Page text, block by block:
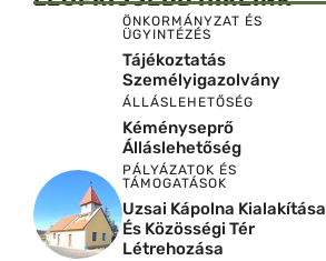
ÖNKORMÁNYZAT ÉS
ÜGYINTÉZÉS
Tájékoztatás
Személyigazolvány
ÁLLÁSLEHETŐSÉG
Kéményseprő
Álláslehetőség
PÁLYÁZATOK ÉS
TÁMOGATÁSOK
Uzsai Kápolna Kialakítása
És Közösségi Tér
Létrehozása